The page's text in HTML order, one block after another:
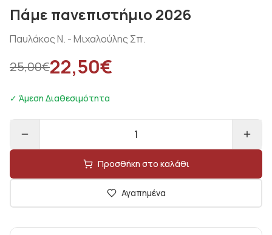
Πάμε πανεπιστήμιο 2026
Παυλάκος Ν. - Μιχαλούλης Σπ.
25,00€22,50€
✓ Άμεση Διαθεσιμότητα
1
Προσθήκη στο καλάθι
Αγαπημένα